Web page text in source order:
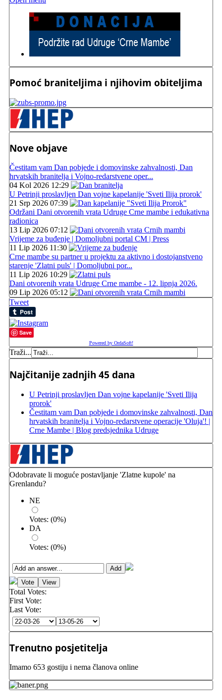
Pomoć braniteljima i njihovim obiteljima
Nove objave
Čestitam vam Dan pobjede i domovinske zahvalnosti, Dan
hrvatskih branitelja i Vojno-redarstvene oper...
04 Kol 2026 12:29
U Petrinji proslavljen Dan vojne kapelanije 'Sveti Ilija prorok'
21 Srp 2026 07:39
Održani Dani otvorenih vrata Udruge Crne mambe i edukativna
radionica
13 Lip 2026 07:12
Vrijeme za buđenje | Domoljubni portal CM | Press
11 Lip 2026 11:30
Crne mambe su partner u projektu za aktivno i dostojanstveno
starenje 'Zlatni puls' | Domoljubni por...
11 Lip 2026 10:29
Dani otvorenih vrata Udruge Crne mambe - 12. lipnja 2026.
09 Lip 2026 05:12
Tweet
Save
Powered by OrdaSoft!
Traži...
Najčitanije zadnjih 45 dana
U Petrinji proslavljen Dan vojne kapelanije 'Sveti Ilija
prorok'
Čestitam vam Dan pobjede i domovinske zahvalnosti, Dan
hrvatskih branitelja i Vojno-redarstvene operacije 'Oluja'! |
Crne Mambe | Blog predsjednika Udruge
Odobravate li moguće postavljanje 'Zlatne kupole' na
Grenlandu?
NE
Votes: (0%)
DA
Votes: (0%)
Total Votes:
First Vote:
Last Vote:
Trenutno posjetitelja
Imamo 653 gostiju i nema članova online